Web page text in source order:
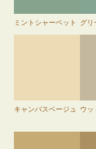
ミントシャーベット グリ
キャンバスベージュ ウッ